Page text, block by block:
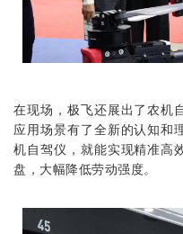
在现场，极飞还展出了农机
应用场景有了全新的认知和
机自驾仪 ，就能实现精准高
盘，大幅降低劳动强度。